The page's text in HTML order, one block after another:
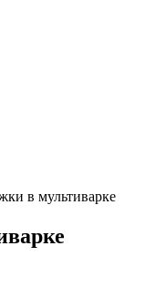
в мультиварке